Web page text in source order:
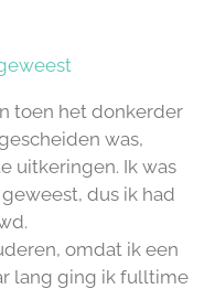
toen het donkerder
was,
uitkeringen. Ik was
dus ik had
omdat ik een
lang ging ik fulltime